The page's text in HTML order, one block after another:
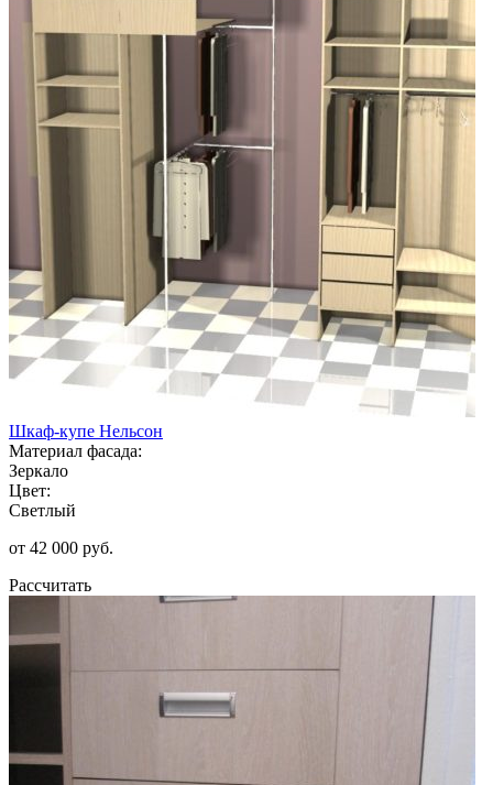
Шкаф-купе Нельсон
Материал фасада:
Зеркало
Цвет:
Светлый
от 42 000 руб.
Рассчитать